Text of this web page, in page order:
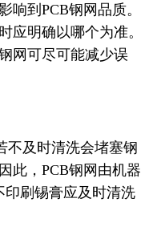
到PCB钢网品质。
应明确以哪个为准。
网可尽可能减少误
及时清洗会堵塞钢
此，PCB钢网由机器
印刷锡膏应及时清洗